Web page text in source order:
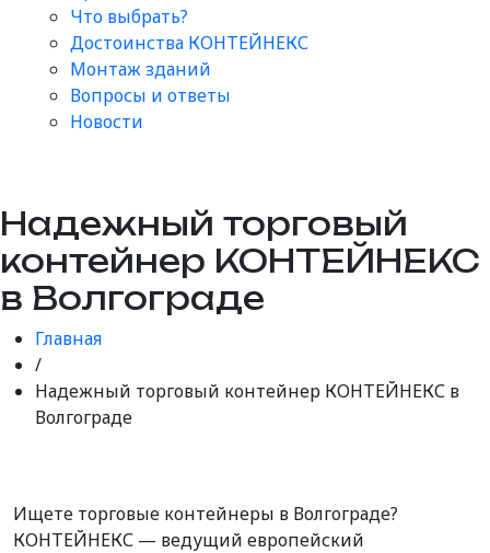
Что выбрать?
Достоинства КОНТЕЙНЕКС
Монтаж зданий
Вопросы и ответы​
Новости
Надежный торговый
контейнер КОНТЕЙНЕКС
в Волгограде
Главная
/
Надежный торговый контейнер КОНТЕЙНЕКС в
Волгограде
Ищете торговые контейнеры в Волгограде?
КОНТЕЙНЕКС — ведущий европейский